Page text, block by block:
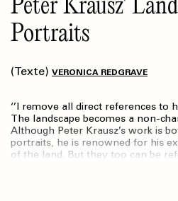
Portraits
(Texte) VERONICA REDGRAVE
‘’I remove all direct references to
The landscape becomes a non-
Although Peter Krausz’s work is
portraits, he is renowned for his
of the land. But they too can be